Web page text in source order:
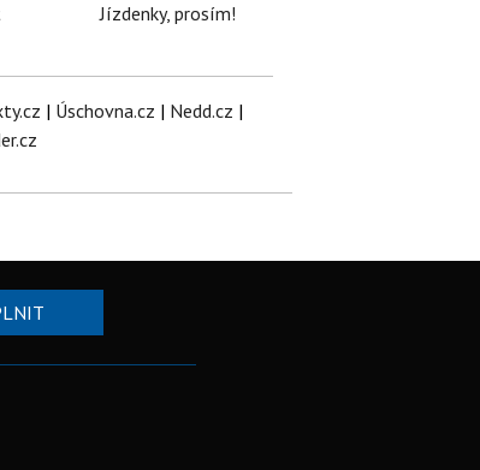
Jízdenky, prosím!
| Úschovna.cz | Nedd.cz |